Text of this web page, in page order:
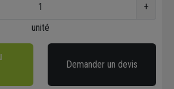
+
unité
Demander un devis